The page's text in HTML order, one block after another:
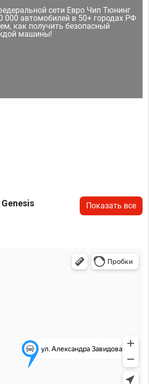
сети Евро Чип Тюнинг
000 автомобилей в 50+ городах РФ
как получить безопасный
машины!
Показать все